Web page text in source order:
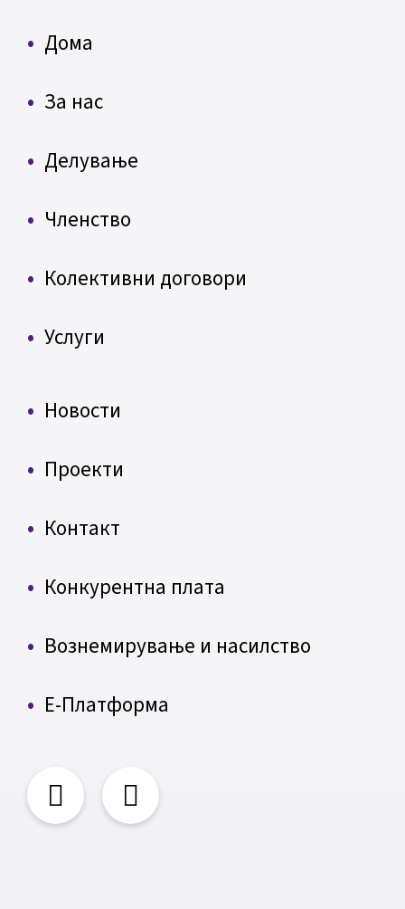
Дома
За нас
Делување
Членство
Колективни договори
Услуги
Новости
Проекти
Контакт
Конкурентна плата
Вознемирување и насилство
Е-Платформа